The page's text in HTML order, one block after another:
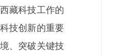
藏科技工作的
技创新的重要
、突破关键技